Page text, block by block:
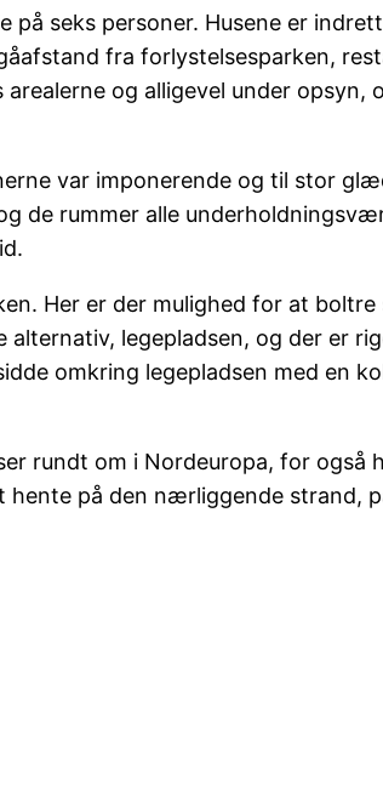
seks personer. Husene er
fra forlystelsesparken,
og alligevel under opsyn,
var imponerende og til stor
de rummer alle
Her er der mulighed for at boltre
legepladsen, og der er
omkring legepladsen med en
rundt om i Nordeuropa, for også
på den nærliggende strand,